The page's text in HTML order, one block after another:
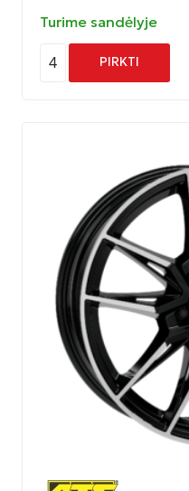
Turime sandėlyje
4 PIRKTI